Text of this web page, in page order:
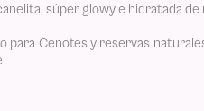
súper glowy e hidratada de
para Cenotes y reservas